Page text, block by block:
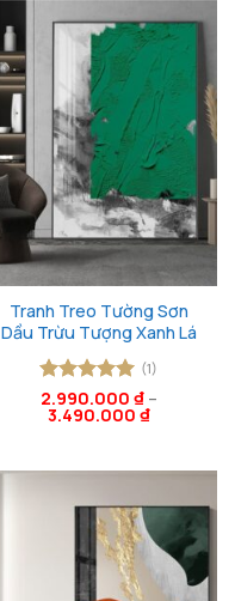
Tranh Treo Tường Sơn
Dầu Trừu Tượng Xanh Lá
Được xếp
hạng55
(1)
2.990.000 ₫–
3.490.000 ₫